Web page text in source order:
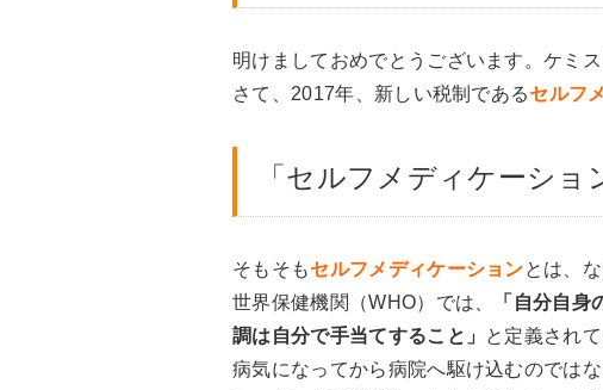
明けましておめでとうございます。ケミス
さて、2017年、新しい税制であるセルフ
「セルフメディケーショ
そもそもセルフメディケーションとは、
世界保健機関（WHO）では、
「自分自
調は自分で手当てすること」
と定義されて
病気になってから病院へ駆け込むのでは